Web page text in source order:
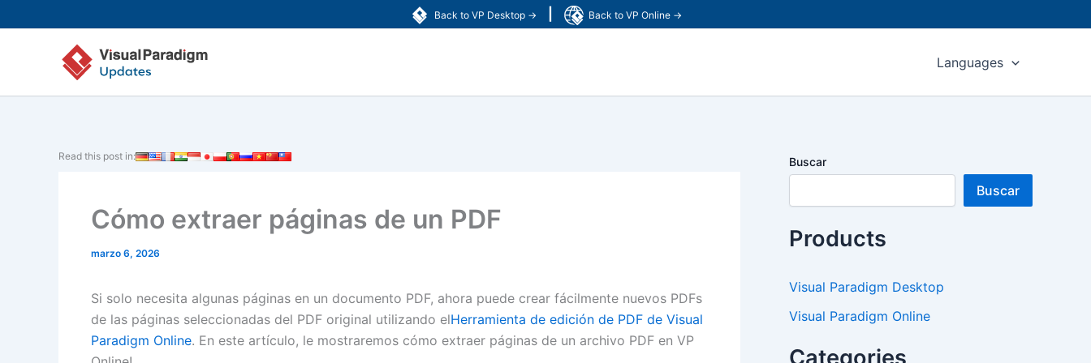
Back to VP Desktop → Back to VP Online →
al
Languages
Read this post in:
Cómo extraer páginas de un PDF
marzo 6, 2026
Si solo necesita algunas páginas en un documento PDF, ahora puede crear fácilmente nuevos PDFs
de las páginas seleccionadas del PDF original utilizando elHerramienta de edición de PDF de Visual
Paradigm Online. En este artículo, le mostraremos cómo extraer páginas de un archivo PDF en VP
Buscar
Buscar
Products
Visual Paradigm Desktop
Visual Paradigm Online